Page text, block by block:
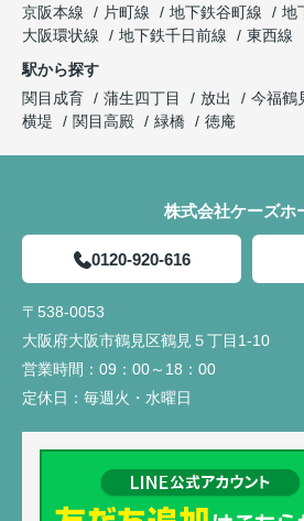
京阪本線
片町線 地下鉄谷町線
地
大阪環状線
地下鉄千日前線
東西線
駅から探す
関目成育
蒲生四丁目 放出 今福鶴
横堤
関目高殿 緑橋 徳庵
株式会社ケーズホ
0120-920-616
〒538-0053
大阪府大阪市鶴見区鶴見５丁目1-10
営業時間： 09：00～18：00
定休日： 毎週火・水曜日